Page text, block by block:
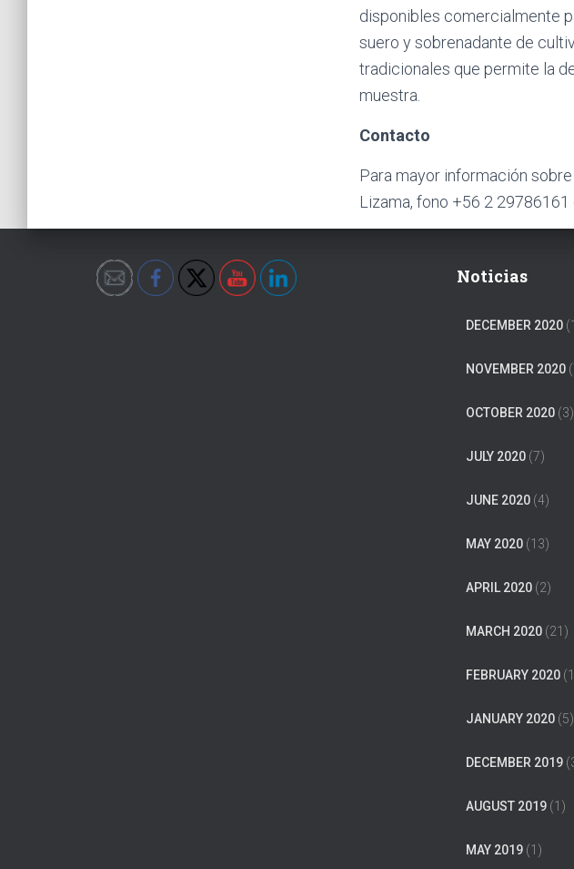
disponibles comercialmente
suero y sobrenadante de
tradicionales que permite la
muestra.
Contacto
Para mayor información
Lizama, fono +56 2 29786161
Noticias
DECEMBER 2020
NOVEMBER 2020
OCTOBER 2020 (3)
JULY 2020 (7)
JUNE 2020 (4)
MAY 2020 (13)
APRIL 2020 (2)
MARCH 2020 (21)
FEBRUARY 2020
JANUARY 2020 (5)
DECEMBER 2019
AUGUST 2019 (1)
MAY 2019 (1)